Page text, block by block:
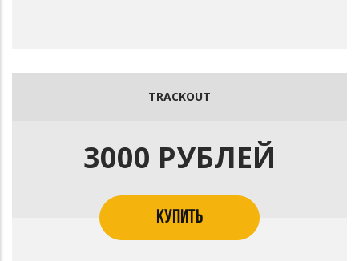
TRACKOUT
3000 РУБЛЕЙ
КУПИТЬ